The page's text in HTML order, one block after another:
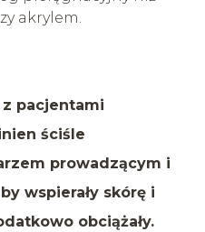
akrylem.
pacjentami
ściśle
prowadzącym i
wspierały skórę i
obciążały.